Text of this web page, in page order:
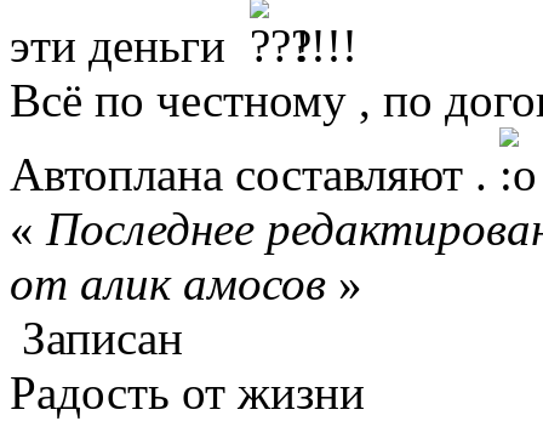
эти деньги
!!!!
Всё по честному , по
Автоплана составляют .
« Последнее
от алик амосов »
Записан
Радость от жизни